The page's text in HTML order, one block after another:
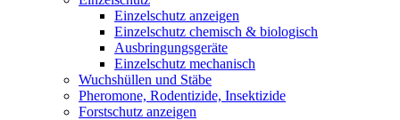
Einzelschutz anzeigen
Einzelschutz chemisch & biologisch
Ausbringungsgeräte
Einzelschutz mechanisch
Wuchshüllen und Stäbe
Pheromone, Rodentizide, Insektizide
Forstschutz anzeigen